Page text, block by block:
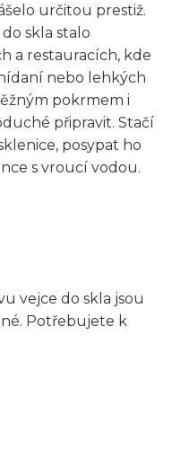
určitou prestiž.
skla stalo
a restauracích, kde
nebo lehkých
pokrmem i
připravit. Stačí
posypat ho
s vroucí vodou.
vejce do skla jsou
Potřebujete k